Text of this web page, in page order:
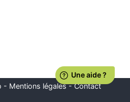
- Mentions légales-Contact